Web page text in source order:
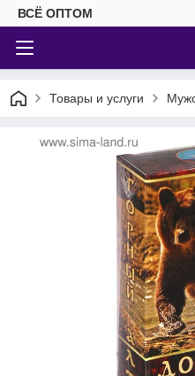
ВСЁ ОПТОМ
Товары и услуги